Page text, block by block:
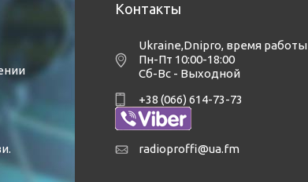
Контакты
Ukraine,Dnipro, время работы
Пн-Пт 10:00-18:00
Сб-Вс - Выходной
+38 (066) 614-73-73
radioproffi@ua.fm